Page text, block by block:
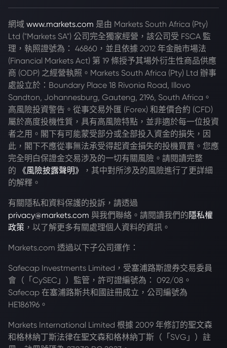
網域 www.markets.com 是由 Markets South Africa (Pty)
Ltd ("Markets SA") 公司完全獨家經營，該公司受 FSCA 監
理，執照證號為： 46860，並且依據 2012 年金融市場法
(Financial Markets Act) 第 19 條授予其場外衍生性商品供應
商 (ODP) 之經營執照。Markets South Africa (Pty) Ltd 辦事
處設立於：Boundary Place 18 Rivonia Road, Illovo
Sandton, Johannesburg, Gauteng, 2196, South Africa。
高風險投資警告。從事交易外匯 (Forex) 和差價合約 (CFD)
屬於高度投機性質，具有高風險特點，並非適於每一位投資
者之用。閣下有可能蒙受部分或全部投入資金的損失，因
此，閣下不應從事無法承受得起資金損失的投機買賣。您應
完全明白保證金交易涉及的一切有關風險。請閱讀完整
的
《風險披露聲明》
，其中對所涉及的風險進行了更詳細
的解釋。
有關隱私和資料保護的投訴，請透過
privacy@markets.com 與我們聯絡。請閱讀我們的 隱私權
政策 ，以了解更多有關處理個人資料的資訊。
Markets.com 透過以下子公司運作：
Safecap Investments Limited，受塞浦路斯證券交易委員
會（「CySEC」）監管，許可證編號為： 092/08。
Safecap 在塞浦路斯共和國註冊成立，公司編號為
HE186196。
Markets International Limited 根據 2009 年修訂的聖文森
和格林納丁斯法律在聖文森和格林納丁斯（「SVG」）註